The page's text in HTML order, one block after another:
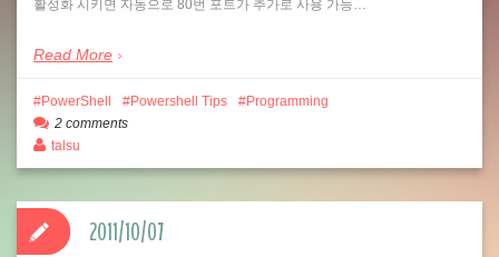
활성화 시키면 자동으로 80번 포트가 추가로 사용 가능…
Read More
PowerShell Powershell Tips
Programming
2 comments
talsu
2011/10/07